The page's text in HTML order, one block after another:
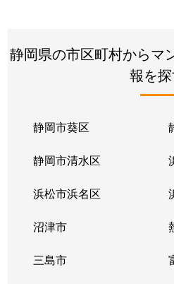
静岡県の市区町村からマ
報を
静岡市葵区
静岡市清水区
浜松市浜名区
沼津市
三島市